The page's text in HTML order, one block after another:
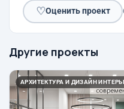
♡Оценить проект
Другие проекты
АРХИТЕКТУРА И ДИЗАЙН